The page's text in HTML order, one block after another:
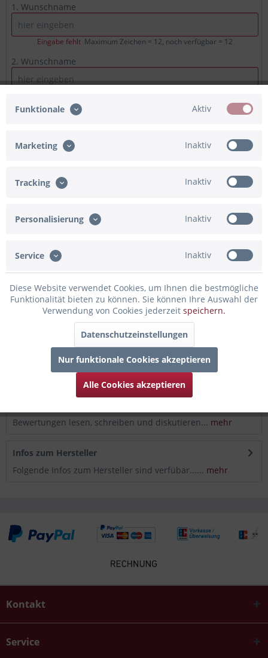
1. Wunschname
Eingabe fehlt Maximum Zeichen = 12, noch verfügbar = 12
2. Wunschname
Wunschdatum
Eingabe fehlt
Ich bestätige, dass die Angaben korrekt sind
Eingabe fehlt
Merken Bewerten
Artikel-Nr.: 91-832300
Beschreibung
Für den besonderen Anlass eignet sich ideal unser für sie
persönlich erstelltes...mehr
Bewertungen lesen, schreiben und diskutieren... mehr
Infos zum Hersteller
Folgende Infos zum Hersteller sind verfübar...... mehr
Kontakt
Service
Funktionale Aktiv
Marketing Inaktiv
Tracking Inaktiv
Personalisierung Inaktiv
Service Inaktiv
Diese Website verwendet Cookies, um Ihnen die bestmögliche
Funktionalität bieten zu können. Sie können Ihre Auswahl der
Verwendung von Cookies jederzeit speichern.
Datenschutzeinstellungen
Nur funktionale Cookies akzeptieren
Alle Cookies akzeptieren